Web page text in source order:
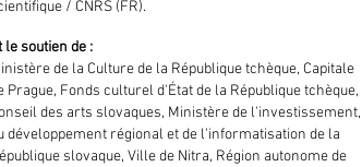
/ CNRS (FR).
le soutien de :
de la Culture de la République tchèque, Capitale
Prague, Fonds culturel d'État de la République tchèque,
des arts slovaques, Ministère de l'investissement,
développement régional et de l'informatisation de la
slovaque, Ville de Nitra, Région autonome de